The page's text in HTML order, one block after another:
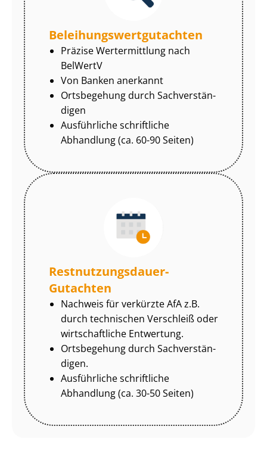
Be­lei­hungs­wert­gut­ach­ten
Präzise Wertermittlung nach
BelWertV
Von Banken anerkannt
Ortsbegehung durch Sach­ver­stän­
di­gen
Ausführliche schriftliche
Abhandlung (ca. 60-90 Seiten)
Rest­nut­zungs­dau­er-
Gutachten
Nachweis für verkürzte AfA z.B.
durch technischen Verschleiß oder
wirtschaftliche Entwertung.
Ortsbegehung durch Sach­ver­stän­
di­gen.
Ausführliche schriftliche
Abhandlung (ca. 30-50 Seiten)